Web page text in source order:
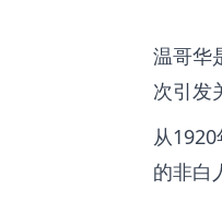
温哥华
次引发
从
的非白